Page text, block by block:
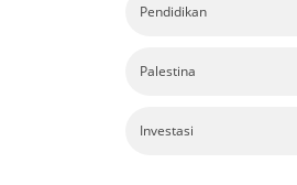
Pendidikan
Palestina
Investasi